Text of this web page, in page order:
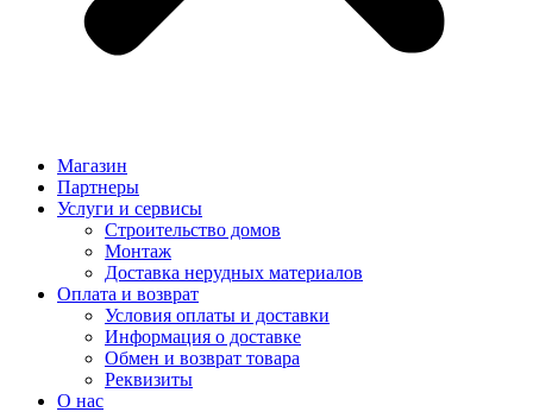
Магазин
Партнеры
Услуги и сервисы
Строительство домов
Монтаж
Доставка нерудных материалов
Оплата и возврат
Условия оплаты и доставки
Информация о доставке
Обмен и возврат товара
Реквизиты
О нас